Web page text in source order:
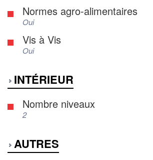
Normes agro-alimentaires
Oui
Vis à Vis
Oui
INTÉRIEUR
Nombre niveaux
2
AUTRES